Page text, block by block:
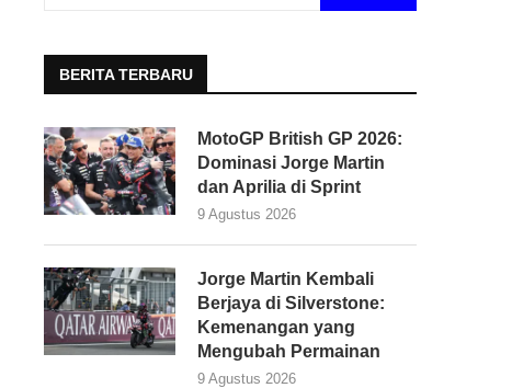
BERITA TERBARU
MotoGP British GP 2026:
Dominasi Jorge Martin
dan Aprilia di Sprint
9 Agustus 2026
Jorge Martin Kembali
Berjaya di Silverstone:
Kemenangan yang
Mengubah Permainan
9 Agustus 2026